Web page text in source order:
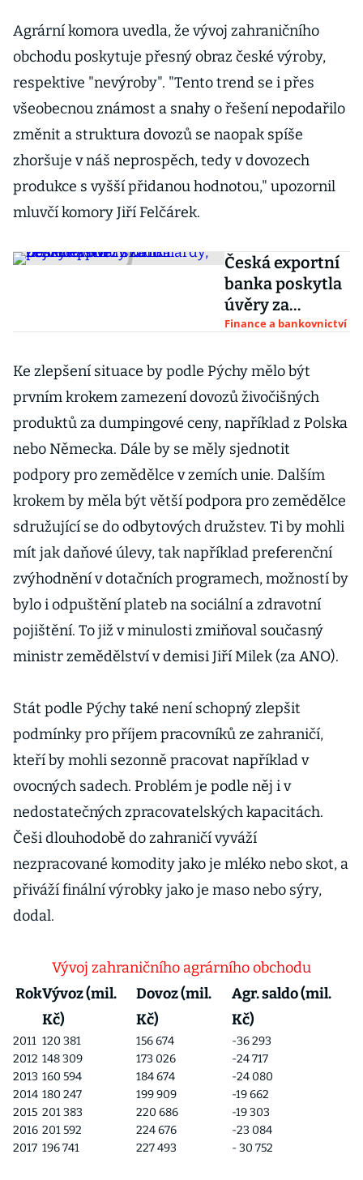
Agrární komora uvedla, že vývoj zahraničního
obchodu poskytuje přesný obraz české výroby,
respektive "nevýroby". "Tento trend se i přes
všeobecnou známost a snahy o řešení nepodařilo
změnit a struktura dovozů se naopak spíše
zhoršuje v náš neprospěch, tedy v dovozech
produkce s vyšší přidanou hodnotou," upozornil
mluvčí komory Jiří Felčárek.
Česká exportní
banka poskytla
úvěry za
miliardy,
šlo do
zemědělství
Finance a bankovnictví
Ke zlepšení situace by podle Pýchy mělo být
prvním krokem zamezení dovozů živočišných
produktů za dumpingové ceny, například z Polska
nebo Německa. Dále by se měly sjednotit
podpory pro zemědělce v zemích unie. Dalším
krokem by měla být větší podpora pro zemědělce
sdružující se do odbytových družstev. Ti by mohli
mít jak daňové úlevy, tak například preferenční
zvýhodnění v dotačních programech, možností by
bylo i odpuštění plateb na sociální a zdravotní
pojištění. To již v minulosti zmiňoval současný
ministr zemědělství v demisi Jiří Milek (za ANO).
Stát podle Pýchy také není schopný zlepšit
podmínky pro příjem pracovníků ze zahraničí,
kteří by mohli sezonně pracovat například v
ovocných sadech. Problém je podle něj i v
nedostatečných zpracovatelských kapacitách.
Češi dlouhodobě do zahraničí vyváží
nezpracované komodity jako je mléko nebo skot, a
přiváží finální výrobky jako je maso nebo sýry,
dodal.
Vývoj zahraničního agrárního obchodu
RokVývoz (mil.
Kč)
Dovoz (mil.
Kč)
Agr. saldo (mil.
Kč)
2011 120 381 156 674
-36 293
2012 148 309 173 026
-24 717
2013 160 594 184 674
-24 080
2014 180 247 199 909
-19 662
2015 201 383 220 686
-19 303
2016 201 592 224 676
-23 084
2017 196 741 227 493 - 30 752